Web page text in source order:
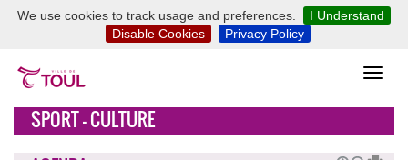
We use cookies to track usage and preferences.
I Understand
Disable Cookies
Privacy Policy
SPORT - CULTURE